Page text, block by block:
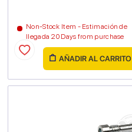
Non-Stock Item - Estimación de
llegada 20 Days from purchase
AÑADIR AL CARRITO